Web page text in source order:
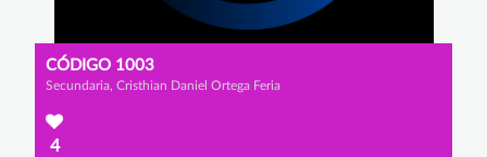
CÓDIGO 1003
Secundaria, Cristhian Daniel Ortega Feria
4